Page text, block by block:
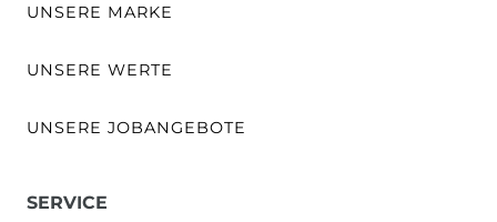
UNSERE MARKE
UNSERE WERTE
UNSERE JOBANGEBOTE
SERVICE